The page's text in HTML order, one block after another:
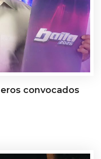
convocados